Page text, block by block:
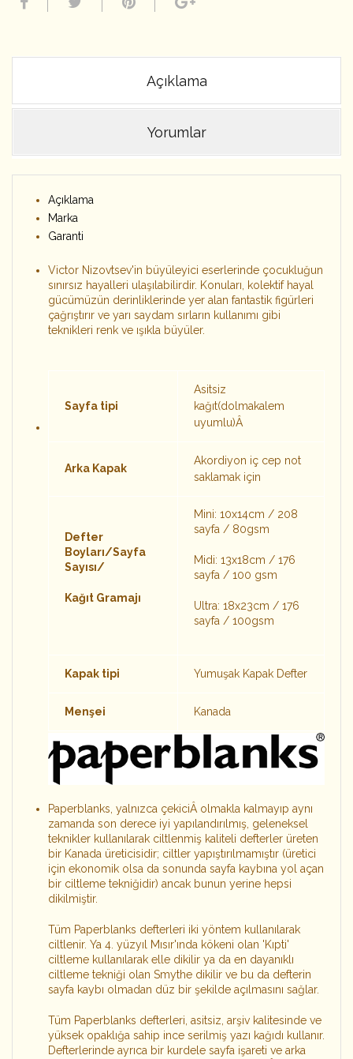
Açıklama
Yorumlar
Açıklama
Marka
Garanti
Victor Nizovtsev'in büyüleyici eserlerinde çocukluğun
sınırsız hayalleri ulaşılabilirdir. Konuları, kolektif hayal
gücümüzün derinliklerinde yer alan fantastik figürleri
çağrıştırır ve yarı saydam sırların kullanımı gibi
teknikleri renk ve ışıkla büyüler.
Sayfa tipi
Asitsiz
kağıt(dolmakalem
uyumlu)Â
Arka Kapak
Akordiyon iç cep not
saklamak için
Defter
Boyları/Sayfa
Sayısı/
Kağıt Gramajı
Mini: 10x14cm / 208
sayfa / 80gsm
Midi: 13x18cm / 176
sayfa / 100 gsm
Ultra: 18x23cm / 176
sayfa / 100gsm
Kapak tipi Yumuşak Kapak Defter
Menşei Kanada
Paperbl anks, yalnızca çekiciÂ olmakla kal mayıp aynı
zamanda son derece iyi yapılandırılmış, geleneksel
teknikler kullanılarak ciltlenmiş kaliteli defterler üreten
bir Kanada üreticisidir; ciltler yapıştırılmamıştır (üretici
için ekonomik olsa da sonunda sayfa kaybına yol açan
bir ciltleme tekniğidir) ancak bunun yerine hepsi
dikilmiştir.
Tüm Paperblanks defterleri iki yöntem kullanılarak
ciltlenir. Ya 4. yüzyıl Mısır'ında kökeni olan 'Kıpti'
ciltleme kullanılarak elle dikilir ya da en dayanıklı
ciltleme tekniği olan Smythe dikilir ve bu da defterin
sayfa kaybı olmadan düz bir şekilde açılmasını sağlar.
Tüm Paperblanks defterleri, asitsiz, arşiv kalitesinde ve
yüksek opaklığa sahip ince serilmiş yazı kağıdı kullanır.
Defterlerinde ayrıca bir kurdele sayfa işareti ve arka